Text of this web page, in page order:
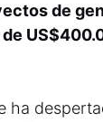
de
ha